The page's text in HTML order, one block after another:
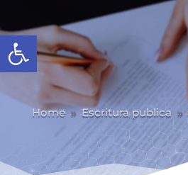
Abrir barra de herramientas
Home 9 Escritura publica 9